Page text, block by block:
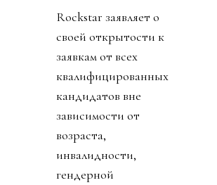
Rockstar заявляет о
своей открытости к
заявкам от всех
квалифицированных
кандидатов вне
зависимости от
возраста,
инвалидности,
гендерной